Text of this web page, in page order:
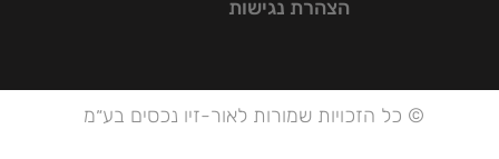
הצהרת נגישות
© כל הזכויות שמורות לאור-זיו נכסים בע״מ